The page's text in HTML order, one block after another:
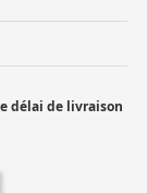
délai de livraison